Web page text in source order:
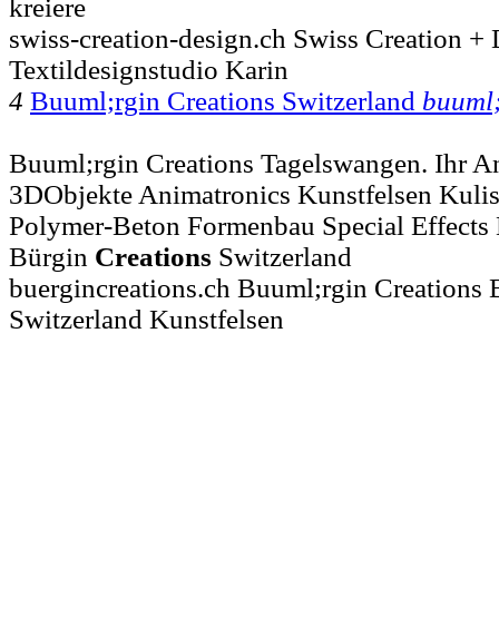
kreiere
swiss-creation-design.ch Swiss Creation +
Textildesignstudio Karin
4 Buuml;rgin Creations Switzerland
Buuml;rgin Creations Tagelswangen. Ihr
3DObjekte Animatronics Kunstfelsen
Polymer-Beton Formenbau Special
Bürgin Creations Switzerland
buergincreations.ch Buuml;rgin Creations
Switzerland Kunstfelsen